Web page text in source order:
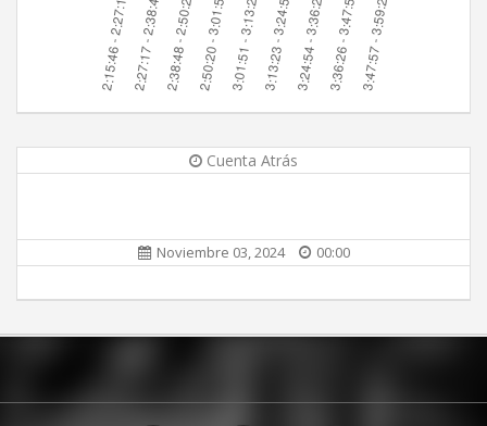
Cuenta Atrás
Noviembre 03, 2024 00:00